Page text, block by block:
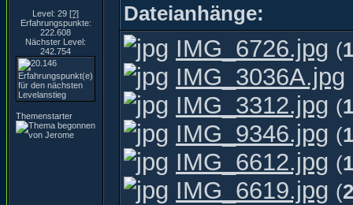
Level: 29 [?]
Erfahrungspunkte:
222.608
Nächster Level:
242.754
Themenstarter
Dateianhänge:
IMG_6726.jpg (
IMG_3036A.jpg
IMG_3312.jpg (
IMG_9346.jpg (
IMG_6612.jpg (
IMG_6619.jpg (